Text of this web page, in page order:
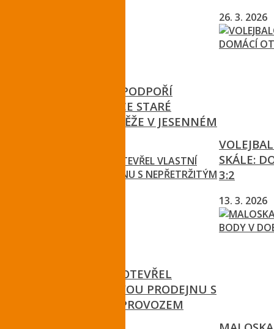
LIBERECKÝ KRAJ PODPOŘÍ
PŘÍPRAVU SANACE STARÉ
EKOLOGICKÉ ZÁTĚŽE V JESENNÉM
LIBERECKÝ KRAJ OTEVŘEL
VLASTNÍ VZOROVOU PRODEJNU S
NEPŘETRŽITÝM PROVOZEM
26. 3. 2026
SKÁLE:
3:2
13. 3. 2026